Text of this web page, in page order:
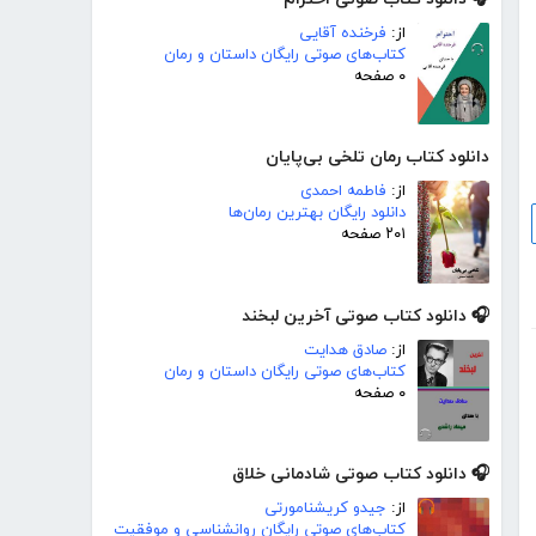
از: فرخنده آقایی
کتاب‌های صوتی رایگان داستان و رمان
۰ صفحه
دانلود کتاب رمان تلخی بی‌پایان
از: فاطمه احمدی
دانلود رایگان بهترین رمان‌ها
۲۰۱ صفحه
🎧 دانلود کتاب صوتی آخرین لبخند
از: صادق هدایت
کتاب‌های صوتی رایگان داستان و رمان
۰ صفحه
🎧 دانلود کتاب صوتی شادمانی خلاق
از: جیدو کریشنامورتی
کتاب‌های صوتی رایگان روانشناسی و موفقیت